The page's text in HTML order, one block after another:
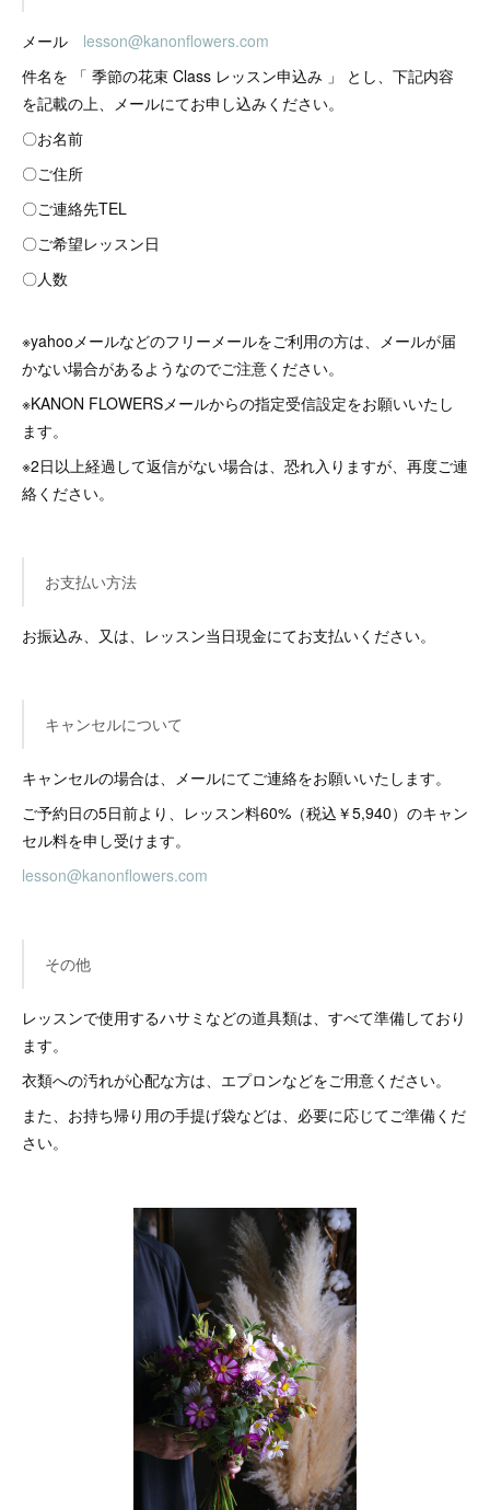
メール lesson@kanonflowers.com
件名を 「 季節の花束 Class レッスン申込み 」 とし、下記内容
を記載の上、メールにてお申し込みください。
〇お名前
〇ご住所
〇ご連絡先TEL
〇ご希望レッスン日
〇人数
※yahooメールなどのフリーメールをご利用の方は、メールが届
かない場合があるようなのでご注意ください。
※KANON FLOWERSメールからの指定受信設定をお願いいたし
ます。
※2日以上経過して返信がない場合は、恐れ入りますが、再度ご連
絡ください。
お支払い方法
お振込み、又は、レッスン当日現金にてお支払いください。
キャンセルについて
キャンセルの場合は、メールにてご連絡をお願いいたします。
ご予約日の5日前より、レッスン料60%（税込￥5,940）のキャン
セル料を申し受けます。
lesson@kanonflowers.com
その他
レッスンで使用するハサミなどの道具類は、すべて準備しており
ます。
衣類への汚れが心配な方は、エプロンなどをご用意ください。
また、お持ち帰り用の手提げ袋などは、必要に応じてご準備くだ
さい。